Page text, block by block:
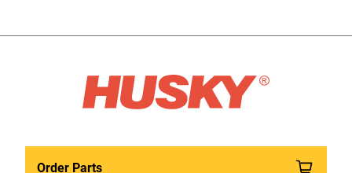
Order Parts